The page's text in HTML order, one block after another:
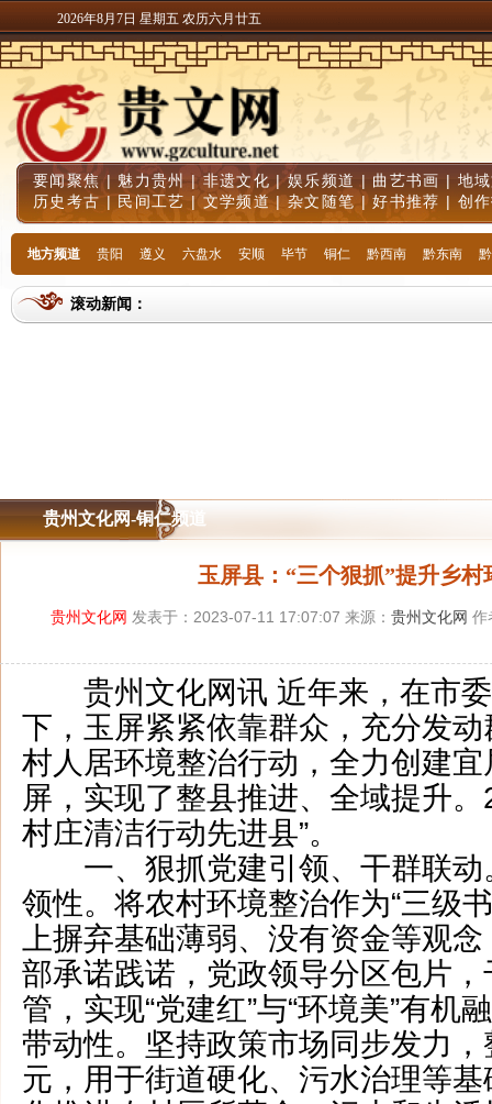
2026年8月7日 星期五 农历六月廿五
要闻聚焦| 魅力贵州|非遗文化 |娱乐频道 | 曲艺书画 | 地
历史考古 | 民间工艺 |文学频道|杂文随笔 |好书推荐 | 创
地方频道 贵阳 遵义 六盘水 安顺 毕节 铜仁 黔西南 黔东南
滚动新闻：
贵州文化网-铜仁频道
玉屏县：“三个狠抓”提升乡村
贵州文化网 发表于：2023-07-11 17:07:07 来源： 贵州文化网 作
贵州文化网讯 近年来，在市委
下，玉屏紧紧依靠群众，充分发
村人居环境整治行动，全力创建
屏，实现了整县推进、全域提升
村庄清洁行动先进县”。
一、狠抓党建引领、干群联动
领性。将农村环境整治作为“三级
上摒弃基础薄弱、没有资金等观
部承诺践诺，党政领导分区包片
管，实现“党建红”与“环境美”有机
带动性。坚持政策市场同步发力
元，用于街道硬化、污水治理等